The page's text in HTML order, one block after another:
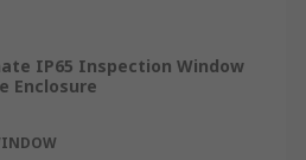
IP65 Inspection Window
Enclosure